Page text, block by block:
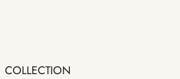
COLLECTION